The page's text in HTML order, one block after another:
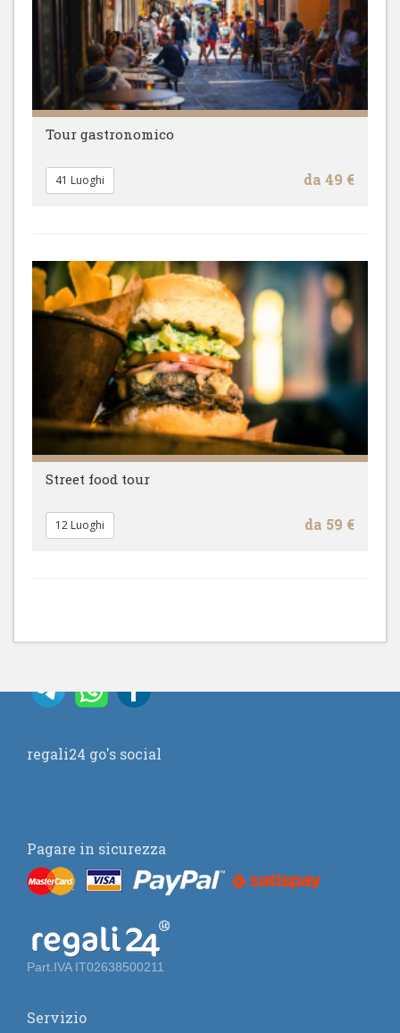
Tour gastronomico
da 49 €
41 Luoghi
Street food tour
da 59 €
12 Luoghi
regali24 go's social
Pagare in sicurezza
Part.IVA IT02638500211
Servizio